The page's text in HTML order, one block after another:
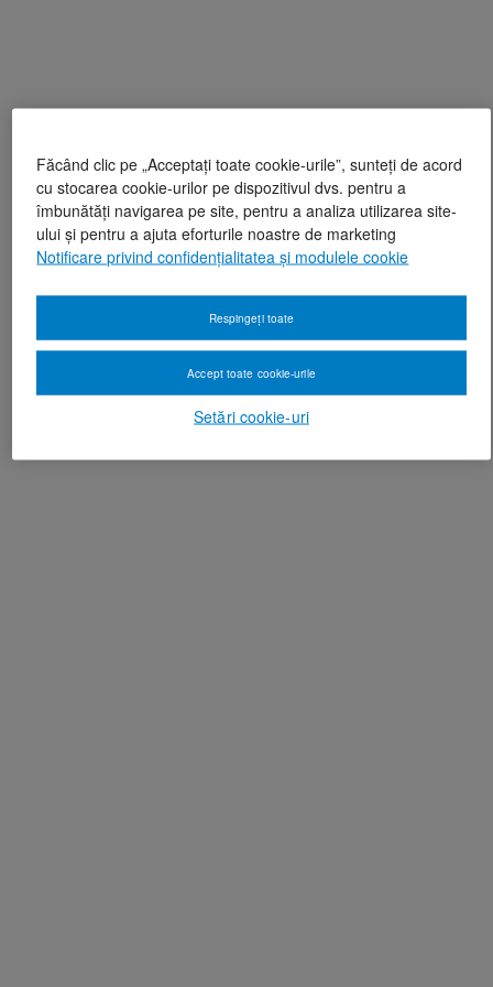
Făcând clic pe „Acceptați toate cookie-urile”, sunteți de acord
cu stocarea cookie-urilor pe dispozitivul dvs. pentru a
îmbunătăți navigarea pe site, pentru a analiza utilizarea site-
ului și pentru a ajuta eforturile noastre de marketing
Notificare privind confidențialitatea și modulele cookie
Setări cookie-uri
Respingeți toate
Accept toate cookie-urile